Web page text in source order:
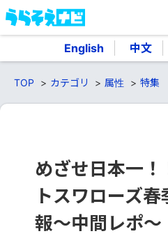
English 中文
TOP カテゴリ 属性 特集
めざせ日本一！
トスワローズ
報～中間レポ～